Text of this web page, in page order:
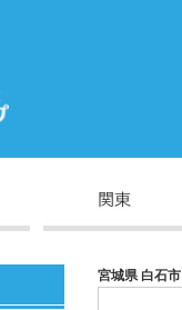
宮城県 白石市